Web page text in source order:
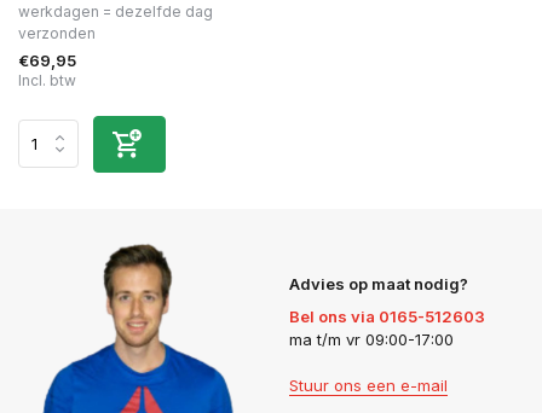
werkdagen = dezelfde dag
verzonden
€69,95
Incl. btw
Advies op maat nodig?
Bel ons via 0165-512603
ma t/m vr 09:00-17:00
Stuur ons een e-mail